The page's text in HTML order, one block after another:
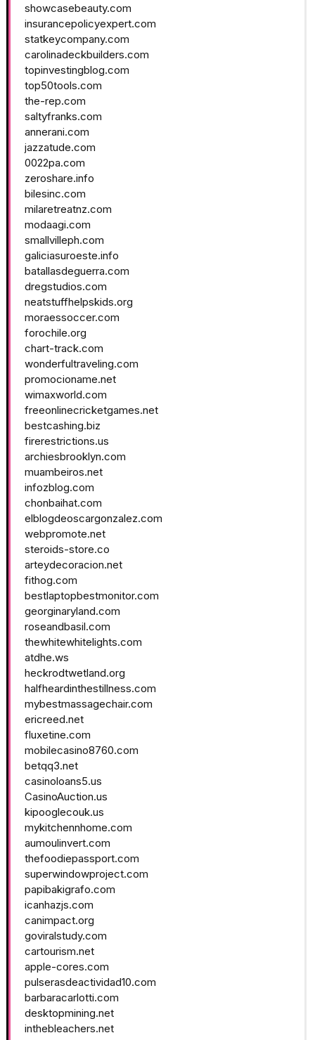
showcasebeauty.com
insurancepolicyexpert.com
statkeycompany.com
carolinadeckbuilders.com
topinvestingblog.com
top50tools.com
the-rep.com
saltyfranks.com
annerani.com
jazzatude.com
0022pa.com
zeroshare.info
bilesinc.com
milaretreatnz.com
modaagi.com
smallvilleph.com
galiciasuroeste.info
batallasdeguerra.com
dregstudios.com
neatstuffhelpskids.org
moraessoccer.com
forochile.org
chart-track.com
wonderfultraveling.com
promocioname.net
wimaxworld.com
freeonlinecricketgames.net
bestcashing.biz
firerestrictions.us
archiesbrooklyn.com
muambeiros.net
infozblog.com
chonbaihat.com
elblogdeoscargonzalez.com
webpromote.net
steroids-store.co
arteydecoracion.net
fithog.com
bestlaptopbestmonitor.com
georginaryland.com
roseandbasil.com
thewhitewhitelights.com
atdhe.ws
heckrodtwetland.org
halfheardinthestillness.com
mybestmassagechair.com
ericreed.net
fluxetine.com
mobilecasino8760.com
betqq3.net
casinoloans5.us
CasinoAuction.us
kipooglecouk.us
mykitchennhome.com
aumoulinvert.com
thefoodiepassport.com
superwindowproject.com
papibakigrafo.com
icanhazjs.com
canimpact.org
goviralstudy.com
cartourism.net
apple-cores.com
pulserasdeactividad10.com
barbaracarlotti.com
desktopmining.net
inthebleachers.net